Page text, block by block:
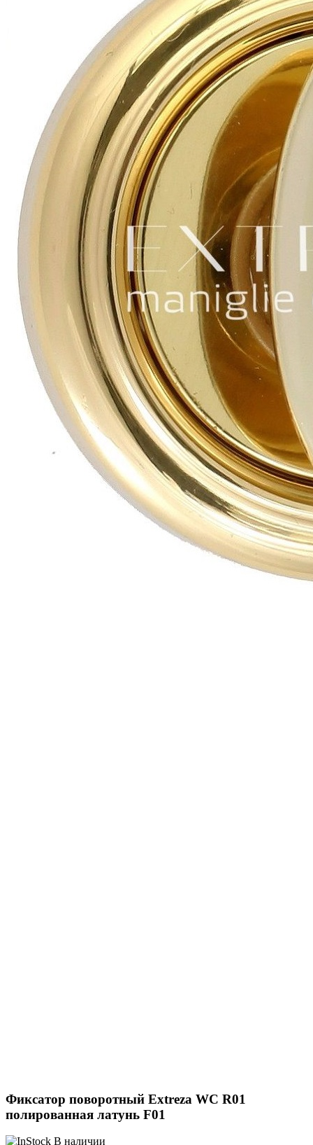
Фиксатор поворотный Extreza WC R01
полированная латунь F01
В наличии